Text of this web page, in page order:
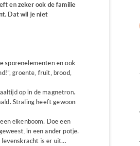
en zeker ook de familie
Dat wil je niet
sporenelementen en ook
groente, fruit, brood,
op in de magnetron.
Straling heeft gewoon
eikenboom. Doe een
in een ander potje.
levenskracht is er uit…